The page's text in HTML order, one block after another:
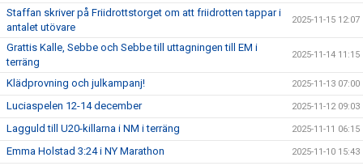
Staffan skriver på Friidrottstorget om att friidrotten tappar i
antalet utövare
2025-11-15 12:07
Grattis Kalle, Sebbe och Sebbe till uttagningen till EM i
terräng
2025-11-14 11:15
Klädprovning och julkampanj! 2025-11-13 07:00
Luciaspelen 12-14 december 2025-11-12 09:03
Lagguld till U20-killarna i NM i terräng 2025-11-11 06:15
Emma Holstad 3:24 i NY Marathon 2025-11-10 15:43